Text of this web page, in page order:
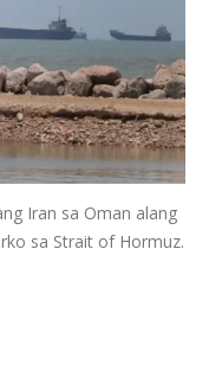
Iran sa Oman alang
sa Strait of Hormuz.